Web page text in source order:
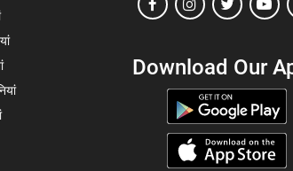
Download Our